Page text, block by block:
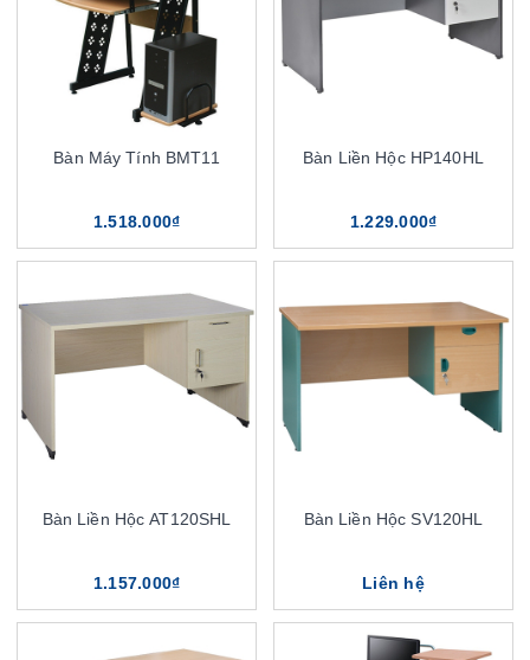
Bàn Máy Tính BMT11
1.518.000₫
Bàn Liền Hộc HP140HL
1.229.000₫
Bàn Liền Hộc AT120SHL
1.157.000₫
Bàn Liền Hộc SV120HL
Liên hệ